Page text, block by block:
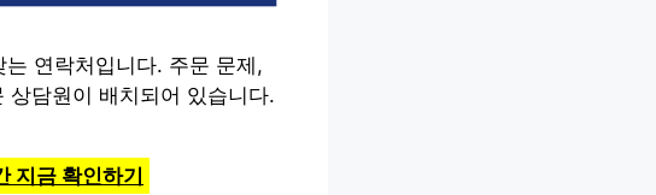
연락처입니다. 주문 문제,
담원이 배치되어 있습니다.
지금 확인하기